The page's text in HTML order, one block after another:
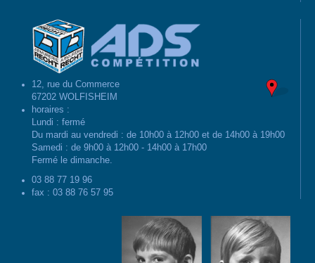
12, rue du Commerce
67202 WOLFISHEIM
horaires :
Lundi : fermé
Du mardi au vendredi : de 10h00 à 12h00 et de 14h00 à 19h00
Samedi : de 9h00 à 12h00 - 14h00 à 17h00
Fermé le dimanche.
03 88 77 19 96
fax : 03 88 76 57 95